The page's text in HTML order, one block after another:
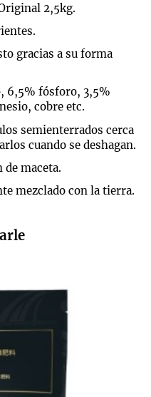
2,5kg.
gracias a su forma
6,5% fósforo, 3,5%
cobre etc.
semienterrados cerca
cuando se deshagan.
maceta.
mezclado con la tierra.